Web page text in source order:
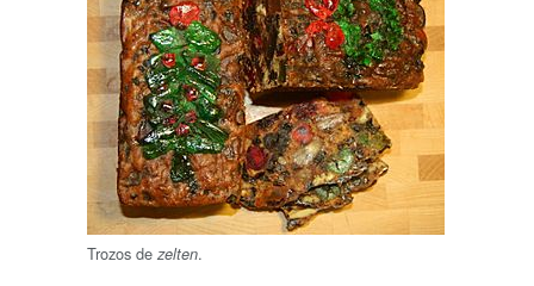
Trozos de zelten.